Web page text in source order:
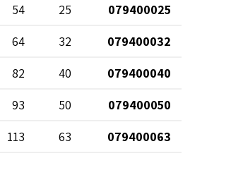
079400025
25
54
079400032
32
64
079400040
40
82
079400050
50
93
079400063
63
113